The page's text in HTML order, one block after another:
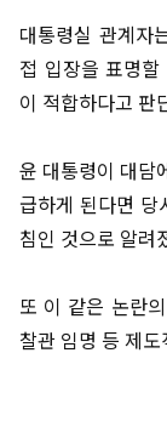
대통령실 관계자
접 입장을 표명
이 적합하다고 판
윤 대통령이 대담
급하게 된다면
침인 것으로 알려
또 이 같은 논란
찰관 임명 등 제